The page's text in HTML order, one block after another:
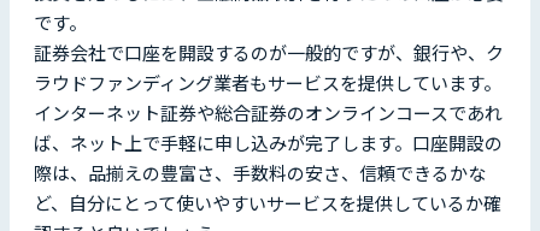
です。
証券会社で口座を開設するのが一般的ですが、銀行や、ク
ラウドファンディング業者もサービスを提供しています。
インターネット証券や総合証券のオンラインコースであれ
ば、ネット上で手軽に申し込みが完了します。口座開設の
際は、品揃えの豊富さ、手数料の安さ、信頼できるかな
ど、自分にとって使いやすいサービスを提供しているか確